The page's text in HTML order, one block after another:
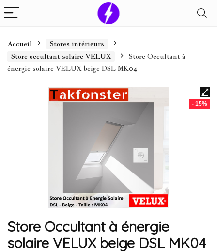
Accueil
Stores intérieurs
Store occultant solaire VELUX
Store Occultant à
énergie solaire VELUX beige DSL MK04
- 15%
Store Occultant à énergie
solaire VELUX beige DSL MK04